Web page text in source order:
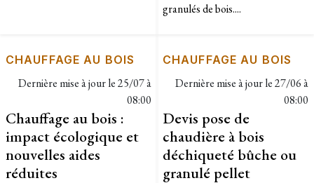
granulés de bois....
CHAUFFAGE AU BOIS
Dernière mise à jour le25/07 à
08:00
Chauffage au bois :
impact écologique et
nouvelles aides
réduites
CHAUFFAGE AU BOIS
Dernière mise à jour le27/06 à
08:00
Devis pose de
chaudière à bois
déchiqueté bûche ou
granulé pellet